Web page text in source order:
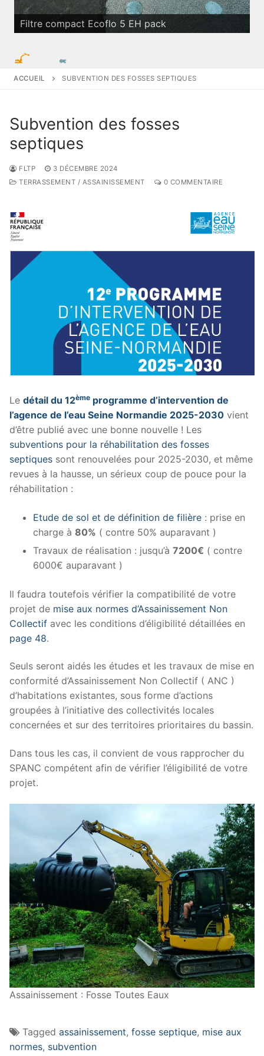
Filtre compact Ecoflo 5 EH pack
ACCUEIL SUBVENTION DES FOSSES SEPTIQUES
Subvention des fosses
septiques
FLTP
3 DÉCEMBRE 2024
TERRASSEMENT / ASSAINISSEMENT
0 COMMENTAIRE
Le détail du 12ème programme d’intervention de
l’agence de l’eau Seine Normandie 2025-2030 vient
d’être publié avec une bonne nouvelle ! Les
subventions pour la réhabilitation des fosses
septiques sont renouvelées pour 2025-2030, et même
revues à la hausse, un sérieux coup de pouce pour la
réhabilitation :
Etude de sol et de définition de filière : prise en
charge à 80% ( contre 50% auparavant )
Travaux de réalisation : jusqu’à 7200€ ( contre
6000€ auparavant )
Il faudra toutefois vérifier la compatibilité de votre
projet de mise aux normes d’Assainissement Non
Collectif avec les conditions d’éligibilité détaillées en
page 48.
Seuls seront aidés les études et les travaux de mise en
conformité d’Assainissement Non Collectif ( ANC )
d’habitations existantes, sous forme d’actions
groupées à l’initiative des collectivités locales
concernées et sur des territoires prioritaires du bassin.
Dans tous les cas, il convient de vous rapprocher du
SPANC compétent afin de vérifier l’éligibilité de votre
projet.
Assainissement : Fosse Toutes Eaux
Tagged assainissement, fosse septique, mise aux
normes, subvention